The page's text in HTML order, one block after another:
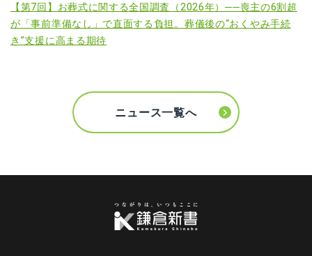
【第7回】お葬式に関する全国調査（2026年）──喪主の6割超
が「事前準備なし」で直面する負担。葬儀後の“おくやみ手続
き”支援に高まる期待
ニュース一覧へ